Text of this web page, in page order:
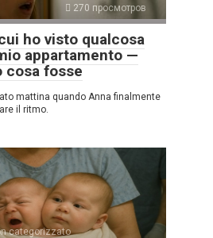
270 просмотров
ho visto qualcosa
appartamento —
cosa fosse
mattina quando Anna finalmente
il ritmo.
categorizzato